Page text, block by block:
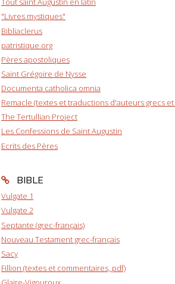
"Livres mystiques"
Bibliaclerus
patristique.org
Pères apostoliques
Saint Grégoire de Nysse
Documenta catholica omnia
Remacle (textes et traductions d'auteurs grecs et
The Tertullian Project
Les Confessions de Saint Augustin
Ecrits des Pères
BIBLE
Vulgate 1
Vulgate 2
Septante (grec-français)
Nouveau Testament grec-français
Sacy
Fillion (textes et commentaires, pdf)